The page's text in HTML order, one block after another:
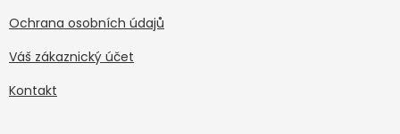
Ochrana osobních údajů
Váš zákaznický účet
Kontakt